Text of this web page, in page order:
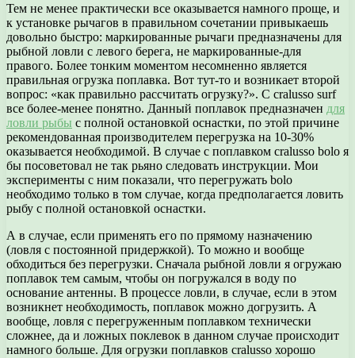
Тем не менее практически все оказывается намного проще, и
к установке рычагов в правильном сочетании привыкаешь
довольно быстро: маркированные рычаги предназначены для
рыбной ловли с левого берега, не маркированные-для
правого. Более тонким моментом несомненно является
правильная огрузка поплавка. Вот тут-то и возникает второй
вопрос: «как правильно рассчитать огрузку?». С cralusso surf
все более-менее понятно. Данный поплавок предназначен для
ловли рыбы с полной остановкой оснастки, по этой причине
рекомендованная производителем перегрузка на 10-30%
оказывается необходимой. В случае с поплавком cralusso bolo я
бы посоветовал не так рьяно следовать инструкции. Мои
эксперименты с ним показали, что перегружать bolo
необходимо только в том случае, когда предполагается ловить
рыбу с полной остановкой оснастки.
А в случае, если применять его по прямому назначению
(ловля с постоянной придержкой). То можно и вообще
обходиться без перегрузки. Сначала рыбной ловли я огружаю
поплавок тем самым, чтобы он погружался в воду по
основание антенны. В процессе ловли, в случае, если в этом
возникнет необходимость, поплавок можно догрузить. А
вообще, ловля с перегруженным поплавком технически
сложнее, да и ложных поклевок в данном случае происходит
намного больше. Для огрузки поплавков cralusso хорошо